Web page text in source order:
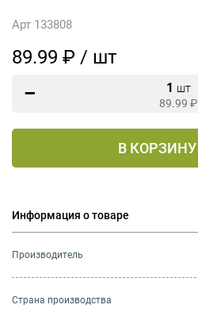
Арт 133808
89.99 ₽ / шт
1 шт
89.99 ₽
В КОРЗИНУ
Информация о товаре
Производитель
Страна производства